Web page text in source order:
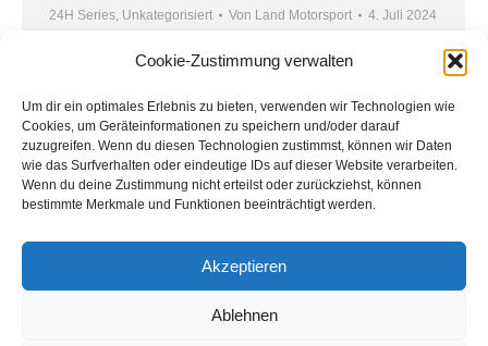
Cookie-Zustimmung verwalten
Um dir ein optimales Erlebnis zu bieten, verwenden wir Technologien wie
Cookies, um Geräteinformationen zu speichern und/oder darauf
zuzugreifen. Wenn du diesen Technologien zustimmst, können wir Daten
wie das Surfverhalten oder eindeutige IDs auf dieser Website verarbeiten.
Wenn du deine Zustimmung nicht erteilst oder zurückziehst, können
bestimmte Merkmale und Funktionen beeinträchtigt werden.
Akzeptieren
Ablehnen
24H Series, Unkategorisiert Von Land Motorsport 4. Juli 2024
Mit dem Hankook 12H Misano kehrt die
der 24H Series zurück. Zwischen dem fünften und
sechsten Juli wird sich ein Trio aus bereits
bekannten Gesichtern hinter dem Steuer unseres
R8 LMS GT3 abwechseln. Mit Dr. Johannes
der Herausforderung…